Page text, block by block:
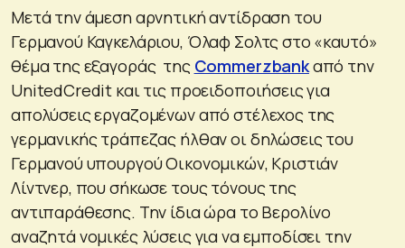
Μετά την άμεση αρνητική αντίδραση του
Γερμανού Καγκελάριου, Όλαφ Σολτς στο «καυτό»
θέμα της εξαγοράς της Commerzbankαπό την
UnitedCredit και τις προειδοποιήσεις για
απολύσεις εργαζομένων από στέλεχος της
γερμανικής τράπεζας ήλθαν οι δηλώσεις του
Γερμανού υπουργού Οικονομικών, Κριστιάν
Λίντνερ, που σήκωσε τους τόνους της
αντιπαράθεσης. Την ίδια ώρα το Βερολίνο
αναζητά νομικές λύσεις για να εμποδίσει την